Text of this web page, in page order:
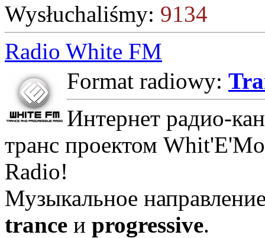
Wysłuchaliśmy: 9134
Radio White FM
Format radiowy:
Интернет радио-
транс проектом
Radio!
Музыкальное
trance и progressive.